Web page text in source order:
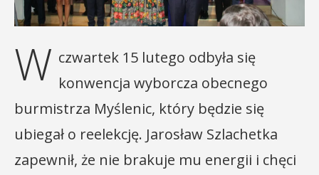
W czwartek 15 lutego odbyła się
konwencja wyborcza obecnego
burmistrza Myślenic, który będzie się
ubiegał o reelekcję. Jarosław Szlachetka
zapewnił, że nie brakuje mu energii i chęci